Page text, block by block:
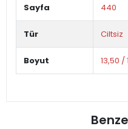
Sayfa 440
Tür Ciltsiz
Boyut 13,50 /